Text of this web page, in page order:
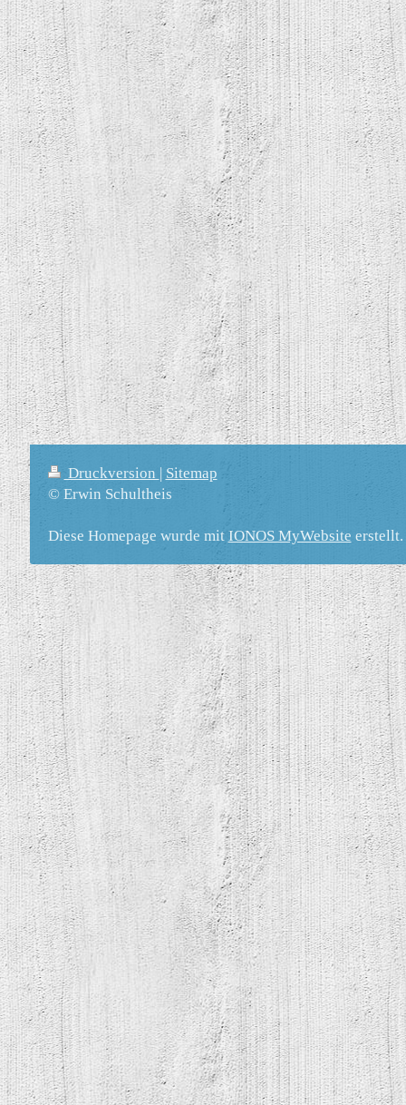
Druckversion | Sitemap
© Erwin Schultheis
Diese Homepage wurde mit IONOS MyWebsite erstellt.